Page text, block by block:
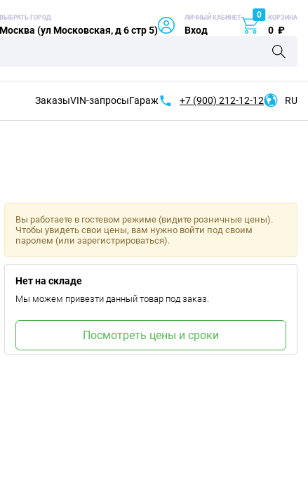
ВЫБРАТЬ ГОРОД
Москва (ул Московская, д 6 стр 5)
ЛИЧНЫЙ КАБИНЕТ
Вход
0 КОРЗИНА
0 ₽
ЗаказыVIN-запросыГараж +7 (900) 212-12-12 RU
Вы работаете в гостевом режиме (видите розничные цены).
Чтобы увидеть свои цены, вам нужно войти под своим
паролем (или зарегистрироваться).
Нет на складе
Мы можем привезти данный товар под заказ.
Посмотреть цены и сроки